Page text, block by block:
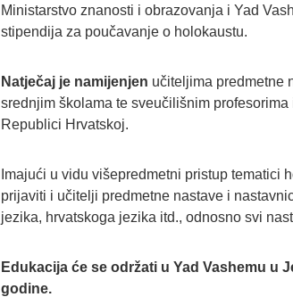
Ministarstvo znanosti i obrazovanja i Yad
stipendija za poučavanje o holokaustu.
Natječaj je namijenjen učiteljima predmetne
srednjim školama te sveučilišnim
Republici Hrvatskoj.
Imajući u vidu višepredmetni pristup tematici
prijaviti i učitelji predmetne nastave i
jezika, hrvatskoga jezika itd., odnosno svi
Edukacija će se održati u Yad Vashemu u
godine.